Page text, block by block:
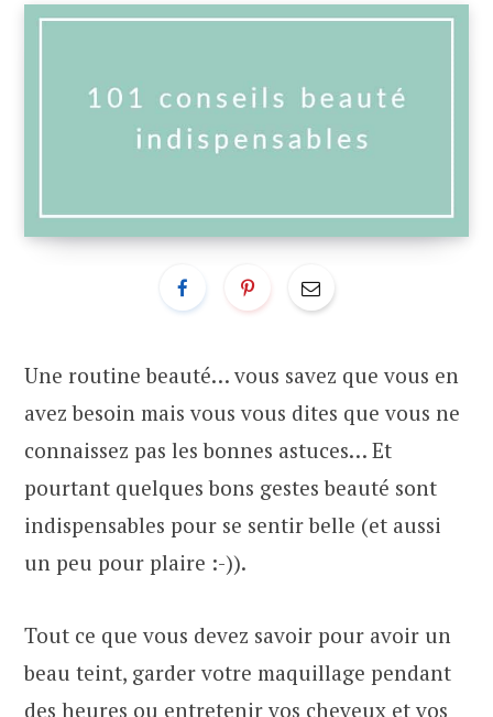
Une routine beauté… vous savez que vous en
avez besoin mais vous vous dites que vous ne
connaissez pas les bonnes astuces… Et
pourtant quelques bons gestes beauté sont
indispensables pour se sentir belle (et aussi
un peu pour plaire :-)).
Tout ce que vous devez savoir pour avoir un
beau teint, garder votre maquillage pendant
des heures ou entretenir vos cheveux et vos